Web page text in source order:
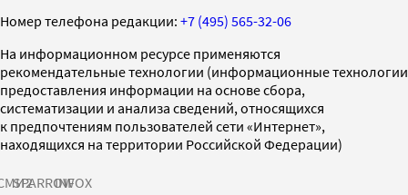
Номер телефона редакции: +7 (495) 565-32-06
На информационном ресурсе применяются
рекомендательные технологии (информационные технологии
предоставления информации на основе сбора,
систематизации и анализа сведений, относящихся
к предпочтениям пользователей сети «Интернет»,
находящихся на территории Российской Федерации)
SPARROWINFOX